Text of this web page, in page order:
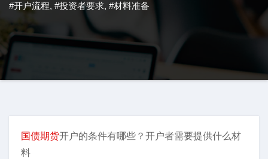
#开户流程, #投资者要求, #材料准备
国债期货开户的条件有哪些？开户者需要提供什么材
料